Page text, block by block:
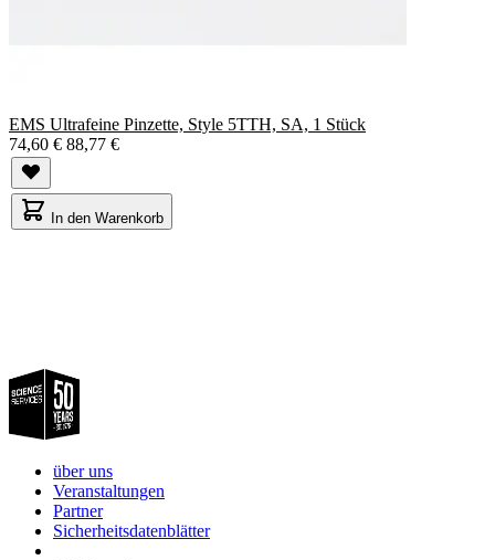
EMS Ultrafeine Pinzette, Style 5TTH, SA, 1 Stück
74,60 € 88,77 €
In den Warenkorb
über uns
Veranstaltungen
Partner
Sicherheitsdatenblätter